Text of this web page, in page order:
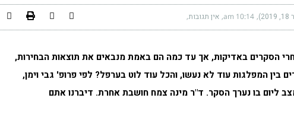
10:14 am אין תגובות
הסקרים באדיקות, אך עד כמה הם באמת מנבאים את תוצאות הבחירות,
בין המפלגות עוד לא נעשו, והכל עוד לוט בערפל? לפי פרופ' גבי וימן,
בו נערך הסקר. ד"ר מינה צמח חושבת אחרת. דיברנו אתם